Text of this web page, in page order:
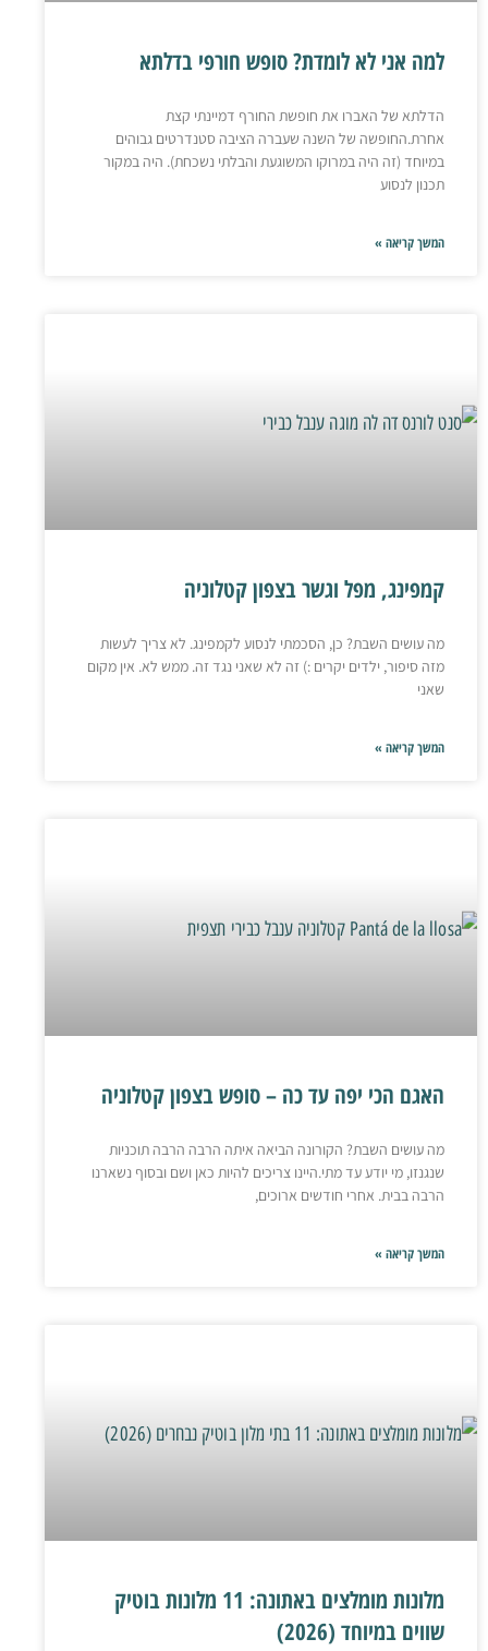
למה אני לא לומדת? סופש חורפי בדלתא
הדלתא של האברו את חופשת החורף דמיינתי קצת
אחרת.החופשה של השנה שעברה הציבה סטנדרטים גבוהים
במיוחד (זה היה במרוקו המשוגעת והבלתי נשכחת). היה במקור
תכנון לנסוע
המשך קריאה »
קמפינג, מפל וגשר בצפון קטלוניה
מה עושים השבת? כן, הסכמתי לנסוע לקמפינג. לא צריך לעשות
מזה סיפור, ילדים יקרים :) זה לא שאני נגד זה. ממש לא. אין מקום
שאני
המשך קריאה »
האגם הכי יפה עד כה – סופש בצפון קטלוניה
מה עושים השבת? הקורונה הביאה איתה הרבה הרבה תוכניות
שנגנזו, מי יודע עד מתי.היינו צריכים להיות כאן ושם ובסוף נשארנו
הרבה בבית. אחרי חודשים ארוכים,
המשך קריאה »
מלונות מומלצים באתונה: 11 מלונות בוטיק
שווים במיוחד (2026)